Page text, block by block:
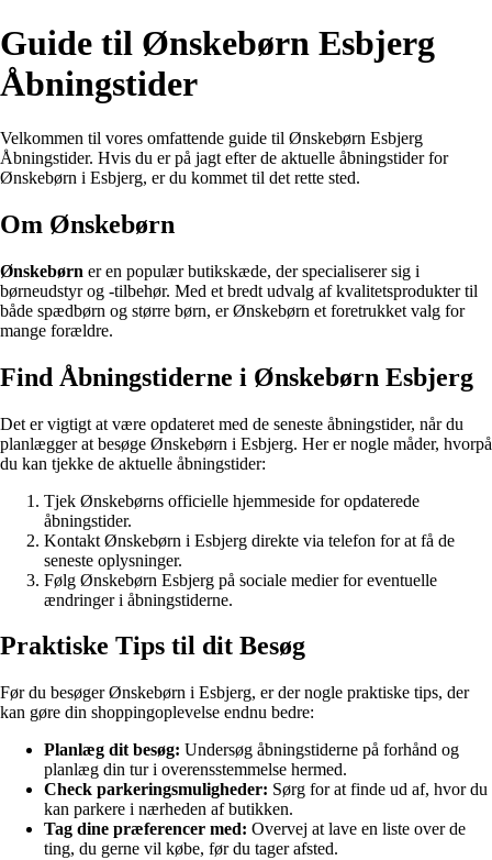
Guide til Ønskebørn Esbjerg
Åbningstider
Velkommen til vores omfattende guide til Ønskebørn Esbjerg
Åbningstider. Hvis du er på jagt efter de aktuelle åbningstider for
Ønskebørn i Esbjerg, er du kommet til det rette sted.
Om Ønskebørn
Ønskebørn er en populær butikskæde, der specialiserer sig i
børneudstyr og -tilbehør. Med et bredt udvalg af kvalitetsprodukter til
både spædbørn og større børn, er Ønskebørn et foretrukket valg for
mange forældre.
Find Åbningstiderne i Ønskebørn Esbjerg
Det er vigtigt at være opdateret med de seneste åbningstider, når du
planlægger at besøge Ønskebørn i Esbjerg. Her er nogle måder, hvorpå
du kan tjekke de aktuelle åbningstider:
Tjek Ønskebørns officielle hjemmeside for opdaterede
åbningstider.
Kontakt Ønskebørn i Esbjerg direkte via telefon for at få de
seneste oplysninger.
Følg Ønskebørn Esbjerg på sociale medier for eventuelle
ændringer i åbningstiderne.
Praktiske Tips til dit Besøg
Før du besøger Ønskebørn i Esbjerg, er der nogle praktiske tips, der
kan gøre din shoppingoplevelse endnu bedre:
Planlæg dit besøg: Undersøg åbningstiderne på forhånd og
planlæg din tur i overensstemmelse hermed.
Check parkeringsmuligheder: Sørg for at finde ud af, hvor du
kan parkere i nærheden af butikken.
Tag dine præferencer med: Overvej at lave en liste over de
ting, du gerne vil købe, før du tager afsted.